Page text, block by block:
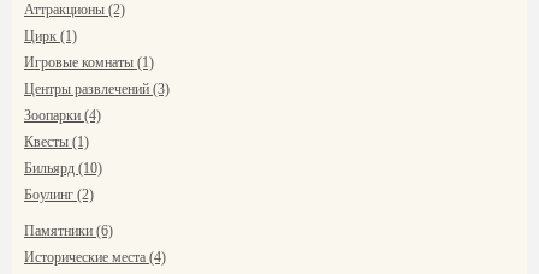
Аттракционы (2)
Цирк (1)
Игровые комнаты (1)
Центры развлечений (3)
Зоопарки (4)
Квесты (1)
Бильярд (10)
Боулинг (2)
Памятники (6)
Исторические места (4)